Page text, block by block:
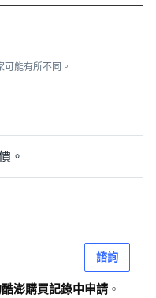
能有所不同。
。
諮詢
澎購買記錄中申請 。